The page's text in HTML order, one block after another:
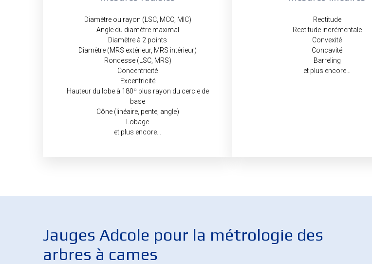
Diamètre ou rayon (LSC, MCC, MIC)
Angle du diamètre maximal
Diamètre à 2 points
Diamètre (MRS extérieur, MRS intérieur)
Rondesse (LSC, MRS)
Concentricité
Excentricité
Hauteur du lobe à 180º plus rayon du cercle de
base
Cône (linéaire, pente, angle)
Lobage
et plus encore…
Rectitude
Rectitude incrémentale
Convexité
Concavité
Barreling
et plus encore…
Jauges Adcole pour la métrologie des
arbres à cames